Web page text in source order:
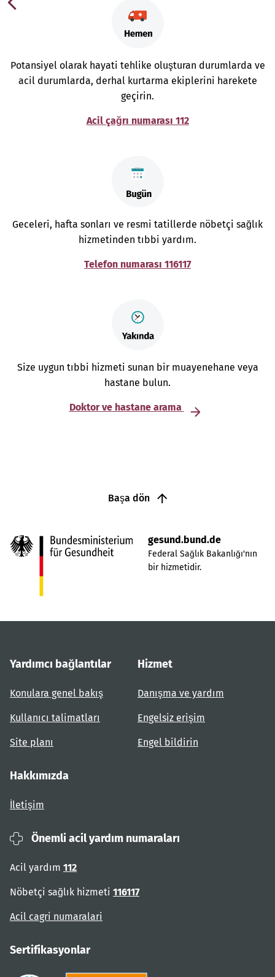
Potansiyel olarak hayati tehlike oluşturan durumlarda ve
acil durumlarda, derhal kurtarma ekiplerini harekete
geçirin.
Acil çağrı numarası 112
Geceleri, hafta sonları ve resmi tatillerde nöbetçi sağlık
hizmetinden tıbbi yardım.
Telefon numarası 116117
Size uygun tıbbi hizmeti sunan bir muayenehane veya
hastane bulun.
Doktor ve hastane arama
Başa dön
gesund.bund.de
Federal Sağlık Bakanlığı'nın
bir hizmetidir.
Yardımcı bağlantılar
Konulara genel bakış
Kullanıcı talimatları
Site planı
Hizmet
Danışma ve yardım
Engelsiz erişim
Engel bildirin
Hakkımızda
İletişim
Önemli acil yardım numaraları
Acil yardım 112
Nöbetçi sağlık hizmeti 116117
Acil cagri numaralari
Sertifikasyonlar